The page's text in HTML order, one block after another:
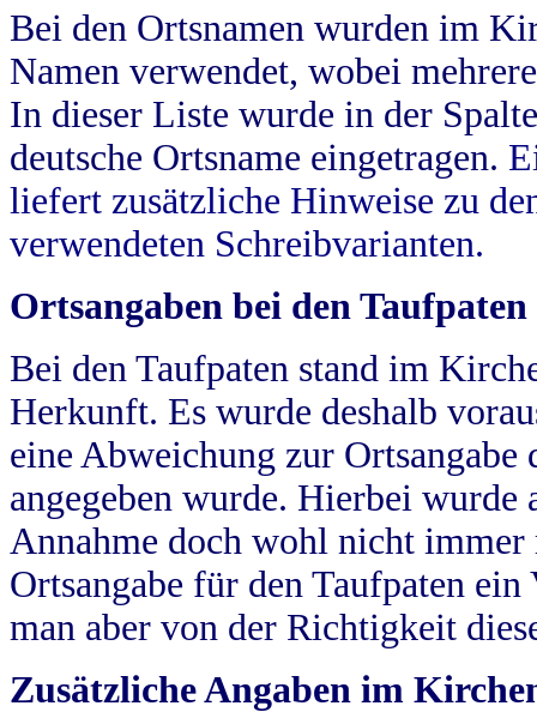
Bei den Ortsnamen wurden im
Namen verwendet, wobei
In dieser Liste wurde in der
deutsche Ortsname eingetragen.
liefert zusätzliche Hinweise zu
verwendeten Schreibvarianten.
Ortsangaben bei den Taufpaten
Bei den Taufpaten stand im
Herkunft. Es wurde deshalb
eine Abweichung zur
angegeben wurde. Hierbei wurde
Annahme doch wohl nicht
Ortsangabe für den Taufpaten
man aber von der Richtigkeit
Zusätzliche Angaben im